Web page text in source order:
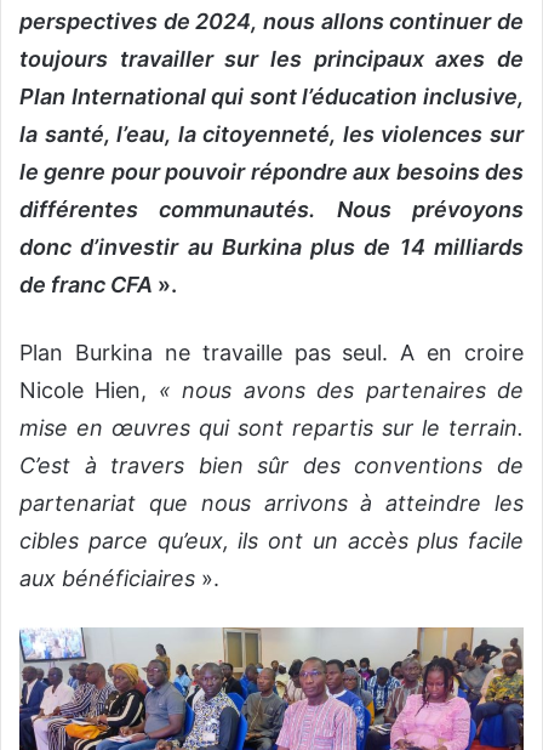
perspectives de 2024, nous allons continuer de
toujours travailler sur les principaux axes de
Plan International qui sont l’éducation inclusive,
la santé, l’eau, la citoyenneté, les violences sur
le genre pour pouvoir répondre aux besoins des
différentes communautés. Nous prévoyons
donc d’investir au Burkina plus de 14 milliards
de franc CFA ».
Plan Burkina ne travaille pas seul. A en croire
Nicole Hien, « nous avons des partenaires de
mise en œuvres qui sont repartis sur le terrain.
C’est à travers bien sûr des conventions de
partenariat que nous arrivons à atteindre les
cibles parce qu’eux, ils ont un accès plus facile
aux bénéficiaires ».